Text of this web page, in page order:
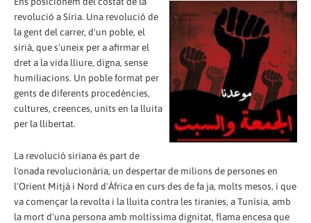
revolució a Síria. Una revolució de
la gent del carrer, d'un poble, el
sirià, que s'uneix per a afirmar el
dret a la vida lliure, digna, sense
humiliacions. Un poble format per
gents de diferents procedències,
cultures, creences, units en la lluita
per la llibertat.
La revolució siriana és part de
l'onada revolucionària, un despertar de milions de persones en
l'Orient Mitjà i Nord d'Àfrica en curs des de fa ja, molts mesos, i que
va començar la revolta i la lluita contra les tiranies, a Tunísia, amb
la mort d'una persona amb moltíssima dignitat, flama encesa que